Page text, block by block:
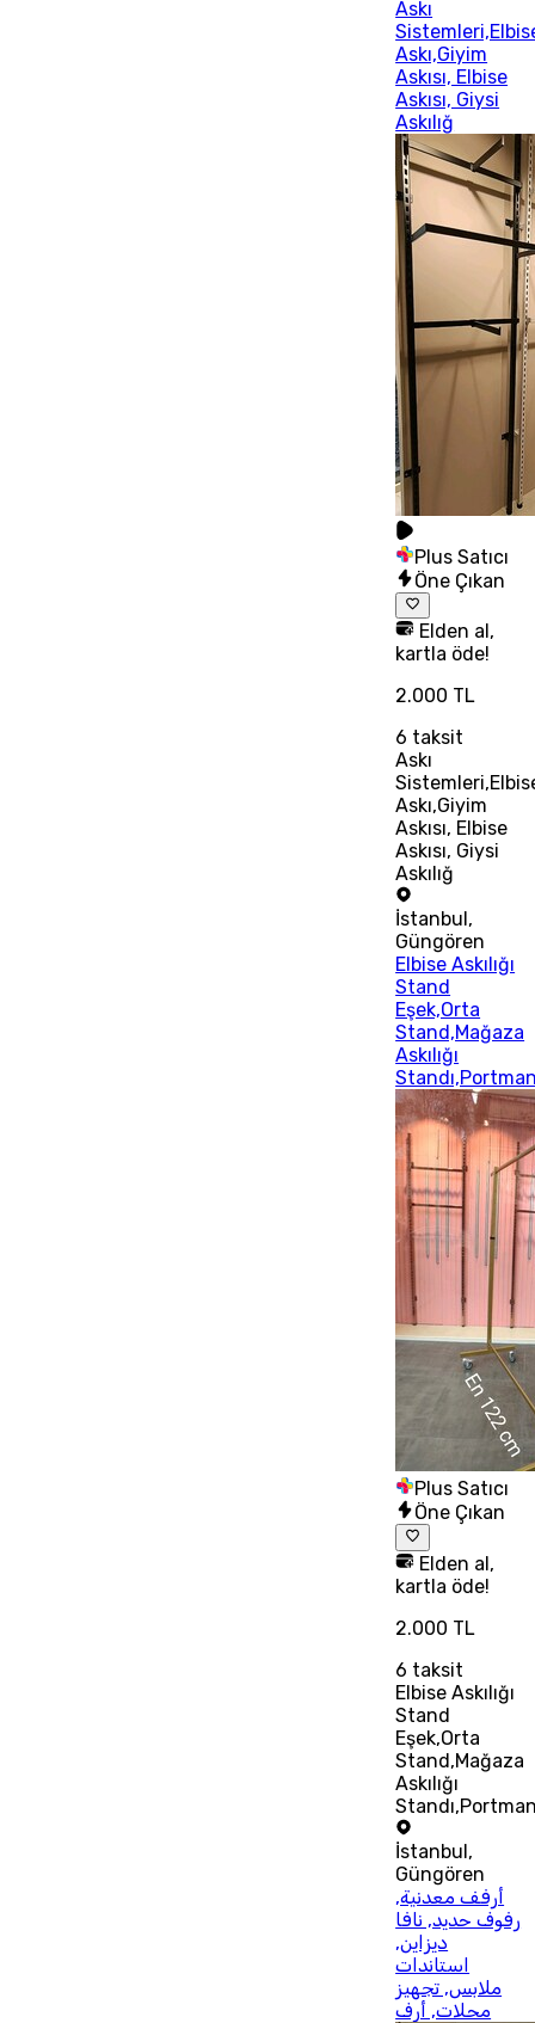
Askı
Askı,Giyim
Askısı, Elbise
Askısı, Giysi
Askılığ
Plus Satıcı
Öne Çıkan
Elden al,
kartla öde!
2.000 TL
6 taksit
Askı
Askı,Giyim
Askısı, Elbise
Askısı, Giysi
Askılığ
İstanbul ,
Güngören
Elbise Askılığı
Stand
Eşek,Orta
Stand,Mağaza
Askılığı
Plus Satıcı
Öne Çıkan
Elden al,
kartla öde!
2.000 TL
6 taksit
Elbise Askılığı
Stand
Eşek,Orta
Stand,Mağaza
Askılığı
İstanbul,
Güngören
أرفف معدنية,
رفوف حديد, نافا
ديزاين,
استاندات
ملابس, تجهيز
محلات, أرف